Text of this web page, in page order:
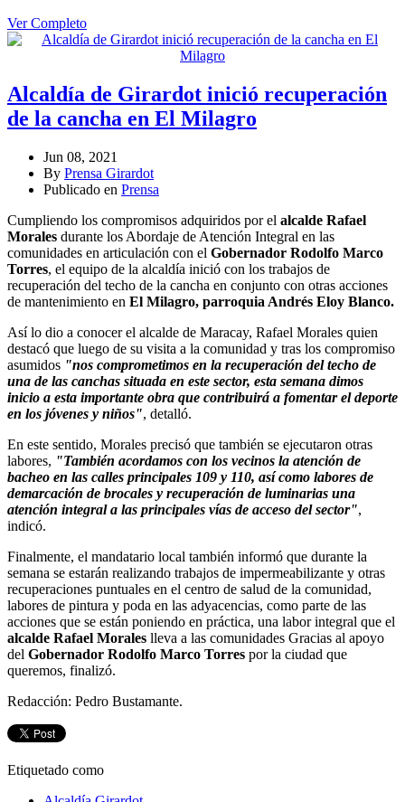
Ver Completo
Alcaldía de Girardot inició recuperación
de la cancha en El Milagro
Jun 08, 2021
By Prensa Girardot
Publicado en Prensa
Cumpliendo los compromisos adquiridos por el alcalde Rafael
Morales durante los Abordaje de Atención Integral en las
comunidades en articulación con el Gobernador Rodolfo Marco
Torres, el equipo de la alcaldía inició con los trabajos de
recuperación del techo de la cancha en conjunto con otras acciones
de mantenimiento en El Milagro, parroquia Andrés Eloy Blanco.
Así lo dio a conocer el alcalde de Maracay, Rafael Morales quien
destacó que luego de su visita a la comunidad y tras los compromiso
asumidos "nos comprometimos en la recuperación del techo de
una de las canchas situada en este sector, esta semana dimos
inicio a esta importante obra que contribuirá a fomentar el deporte
en los jóvenes y niños", detalló.
En este sentido, Morales precisó que también se ejecutaron otras
labores, "También acordamos con los vecinos la atención de
bacheo en las calles principales 109 y 110, así como labores de
demarcación de brocales y recuperación de luminarias una
atención integral a las principales vías de acceso del sector",
indicó.
Finalmente, el mandatario local también informó que durante la
semana se estarán realizando trabajos de impermeabilizante y otras
recuperaciones puntuales en el centro de salud de la comunidad,
labores de pintura y poda en las adyacencias, como parte de las
acciones que se están poniendo en práctica, una labor integral que el
alcalde Rafael Morales lleva a las comunidades Gracias al apoyo
del Gobernador Rodolfo Marco Torres por la ciudad que
queremos, finalizó.
Redacción: Pedro Bustamante.
Etiquetado como